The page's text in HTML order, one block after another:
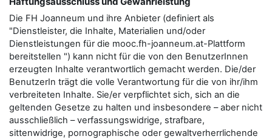
Die FH Joanneum und ihre Anbieter (definiert als
"Dienstleister, die Inhalte, Materialien und/oder
Dienstleistungen für die mooc.fh-joanneum.at-Plattform
bereitstellen ") kann nicht für die von den BenutzerInnen
erzeugten Inhalte verantwortlich gemacht werden. Die/der
BenutzerIn trägt die volle Verantwortung für die von ihr/ihm
verbreiteten Inhalte. Sie/er verpflichtet sich, sich an die
geltenden Gesetze zu halten und insbesondere – aber nicht
ausschließlich – verfassungswidrige, strafbare,
sittenwidrige, pornographische oder gewaltverherrlichende